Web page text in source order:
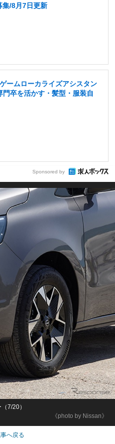
集/8月7日更新
ームローカライズアシスタン
卒を活かす・髪型・服装自
Sponsored by
《photo by Nissan》
7/20）
へ戻る